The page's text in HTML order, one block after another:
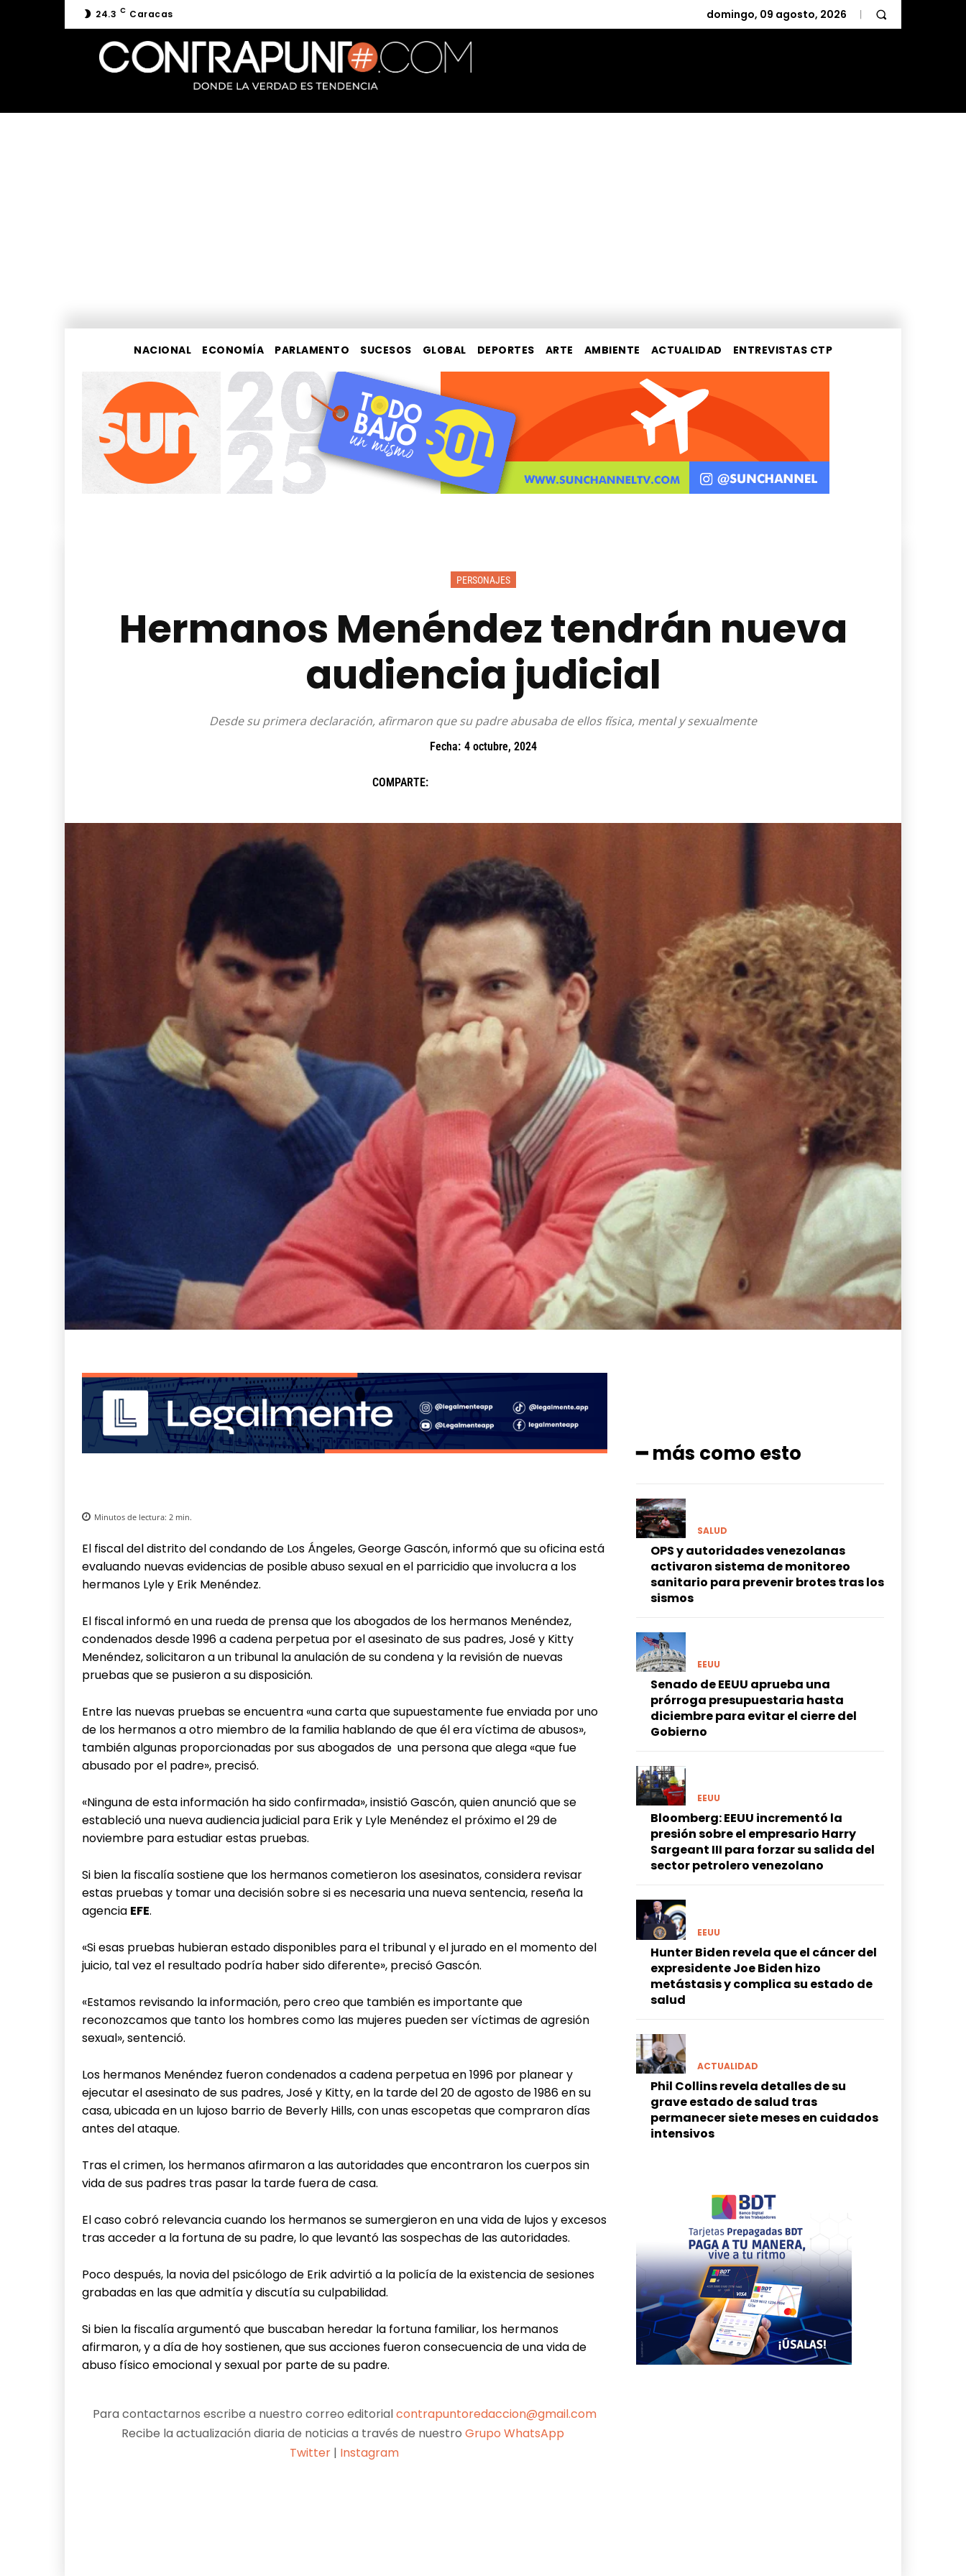
24.3 C Caracas domingo, 09 agosto, 2026
NACIONAL ECONOMÍA PARLAMENTO SUCESOS GLOBAL DEPORTES ARTE AMBIENTE ACTUALIDAD ENTREVISTAS CTP
PERSONAJES
Hermanos Menéndez tendrán nueva
audiencia judicial
Desde su primera declaración, afirmaron que su padre abusaba de ellos física, mental y sexualmente
Fecha: 4 octubre, 2024
COMPARTE:
Minutos de lectura: 2 min.
El fiscal del distrito del condando de Los Ángeles, George Gascón, informó que su oficina está
evaluando nuevas evidencias de posible abuso sexual en el parricidio que involucra a los
hermanos Lyle y Erik Menéndez.
El fiscal informó en una rueda de prensa que los abogados de los hermanos Menéndez,
condenados desde 1996 a cadena perpetua por el asesinato de sus padres, José y Kitty
Menéndez, solicitaron a un tribunal la anulación de su condena y la revisión de nuevas
pruebas que se pusieron a su disposición.
Entre las nuevas pruebas se encuentra «una carta que supuestamente fue enviada por uno
de los hermanos a otro miembro de la familia hablando de que él era víctima de abusos»,
también algunas proporcionadas por sus abogados de una persona que alega «que fue
abusado por el padre», precisó.
«Ninguna de esta información ha sido confirmada», insistió Gascón, quien anunció que se
estableció una nueva audiencia judicial para Erik y Lyle Menéndez el próximo el 29 de
noviembre para estudiar estas pruebas.
Si bien la fiscalía sostiene que los hermanos cometieron los asesinatos, considera revisar
estas pruebas y tomar una decisión sobre si es necesaria una nueva sentencia, reseña la
agencia EFE.
«Si esas pruebas hubieran estado disponibles para el tribunal y el jurado en el momento del
juicio, tal vez el resultado podría haber sido diferente», precisó Gascón.
«Estamos revisando la información, pero creo que también es importante que
reconozcamos que tanto los hombres como las mujeres pueden ser víctimas de agresión
sexual», sentenció.
Los hermanos Menéndez fueron condenados a cadena perpetua en 1996 por planear y
ejecutar el asesinato de sus padres, José y Kitty, en la tarde del 20 de agosto de 1986 en su
casa, ubicada en un lujoso barrio de Beverly Hills, con unas escopetas que compraron días
antes del ataque.
Tras el crimen, los hermanos afirmaron a las autoridades que encontraron los cuerpos sin
vida de sus padres tras pasar la tarde fuera de casa.
El caso cobró relevancia cuando los hermanos se sumergieron en una vida de lujos y excesos
tras acceder a la fortuna de su padre, lo que levantó las sospechas de las autoridades.
Poco después, la novia del psicólogo de Erik advirtió a la policía de la existencia de sesiones
grabadas en las que admitía y discutía su culpabilidad.
Si bien la fiscalía argumentó que buscaban heredar la fortuna familiar, los hermanos
afirmaron, y a día de hoy sostienen, que sus acciones fueron consecuencia de una vida de
abuso físico emocional y sexual por parte de su padre.
Para contactarnos escribe a nuestro correo editorialcontrapuntoredaccion@gmail.com
Recibe la actualización diaria de noticias a través de nuestroGrupo WhatsApp
Twitter | Instagram
━ más como esto
SALUD
OPS y autoridades venezolanas
activaron sistema de monitoreo
sanitario para prevenir brotes tras los
sismos
EEUU
Senado de EEUU aprueba una
prórroga presupuestaria hasta
diciembre para evitar el cierre del
Gobierno
EEUU
Bloomberg: EEUU incrementó la
presión sobre el empresario Harry
Sargeant III para forzar su salida del
sector petrolero venezolano
EEUU
Hunter Biden revela que el cáncer del
expresidente Joe Biden hizo
metástasis y complica su estado de
salud
ACTUALIDAD
Phil Collins revela detalles de su
grave estado de salud tras
permanecer siete meses en cuidados
intensivos